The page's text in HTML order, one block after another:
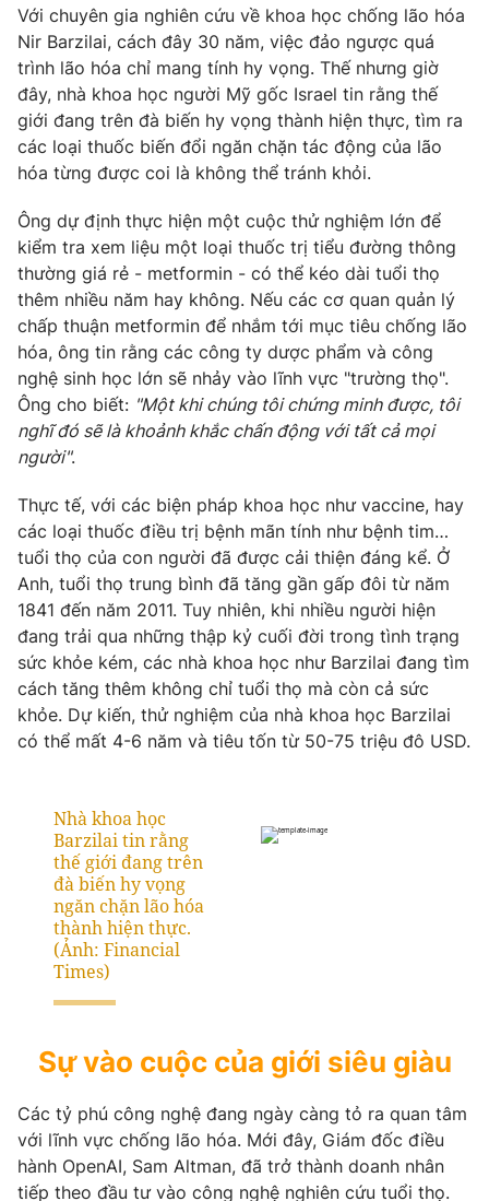
Thị trường
Góc doanh nghiệp
Truyền hình
Phim VTV
Hậu trường
Khán giả
Giải sao mai
Giải trí
Điện ảnh
Âm nhạc
Sao
Đời sống
Du lịch
Làm đẹp
Chất lượng cuộc sống
Giáo dục
Tuyển sinh
Học trực tuyến
Công nghệ
Hitech Công nghệ tương lai
Sản phẩm
Thị trường
Giao lưu trực tuyến
Lịch phát sóng
Chuyên mục khác
Emagazine Podcast
Photo Infographic
Video Shorts video
VTV Money VTV Thể thao
VTV Sức khoẻ
Thị trường 24h
VTV4
VTV9
Liên hệ tòa soạn English
THỜI BÁO VTV
Với chuyên gia nghiên cứu về khoa học chống lão hóa
Nir Barzilai, cách đây 30 năm, việc đảo ngược quá
trình lão hóa chỉ mang tính hy vọng. Thế nhưng giờ
đây, nhà khoa học người Mỹ gốc Israel tin rằng thế
giới đang trên đà biến hy vọng thành hiện thực, tìm ra
các loại thuốc biến đổi ngăn chặn tác động của lão
hóa từng được coi là không thể tránh khỏi.
Ông dự định thực hiện một cuộc thử nghiệm lớn để
kiểm tra xem liệu một loại thuốc trị tiểu đường thông
thường giá rẻ - metformin - có thể kéo dài tuổi thọ
thêm nhiều năm hay không. Nếu các cơ quan quản lý
chấp thuận metformin để nhắm tới mục tiêu chống lão
hóa, ông tin rằng các công ty dược phẩm và công
nghệ sinh học lớn sẽ nhảy vào lĩnh vực "trường thọ".
Ông cho biết: "Một khi chúng tôi chứng minh được, tôi
nghĩ đó sẽ là khoảnh khắc chấn động với tất cả mọi
người".
Thực tế, với các biện pháp khoa học như vaccine, hay
các loại thuốc điều trị bệnh mãn tính như bệnh tim…
tuổi thọ của con người đã được cải thiện đáng kể. Ở
Anh, tuổi thọ trung bình đã tăng gần gấp đôi từ năm
1841 đến năm 2011. Tuy nhiên, khi nhiều người hiện
đang trải qua những thập kỷ cuối đời trong tình trạng
sức khỏe kém, các nhà khoa học như Barzilai đang tìm
cách tăng thêm không chỉ tuổi thọ mà còn cả sức
khỏe. Dự kiến, thử nghiệm của nhà khoa học Barzilai
có thể mất 4-6 năm và tiêu tốn từ 50-75 triệu đô USD.
Sự vào cuộc của giới siêu giàu
Các tỷ phú công nghệ đang ngày càng tỏ ra quan tâm
với lĩnh vực chống lão hóa. Mới đây, Giám đốc điều
hành OpenAI, Sam Altman, đã trở thành doanh nhân
tiếp theo đầu tư vào công nghệ nghiên cứu tuổi thọ.